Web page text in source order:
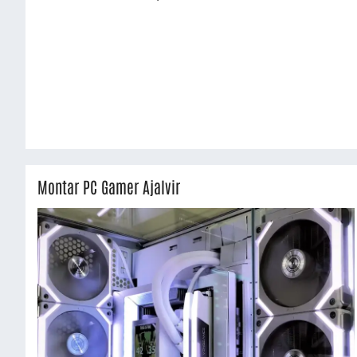
Montar PC Gamer Ajalvir